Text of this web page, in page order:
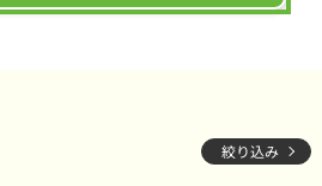
絞り込み